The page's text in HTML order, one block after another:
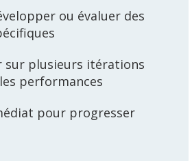
ou évaluer des
sur plusieurs itérations
performances
pour progresser